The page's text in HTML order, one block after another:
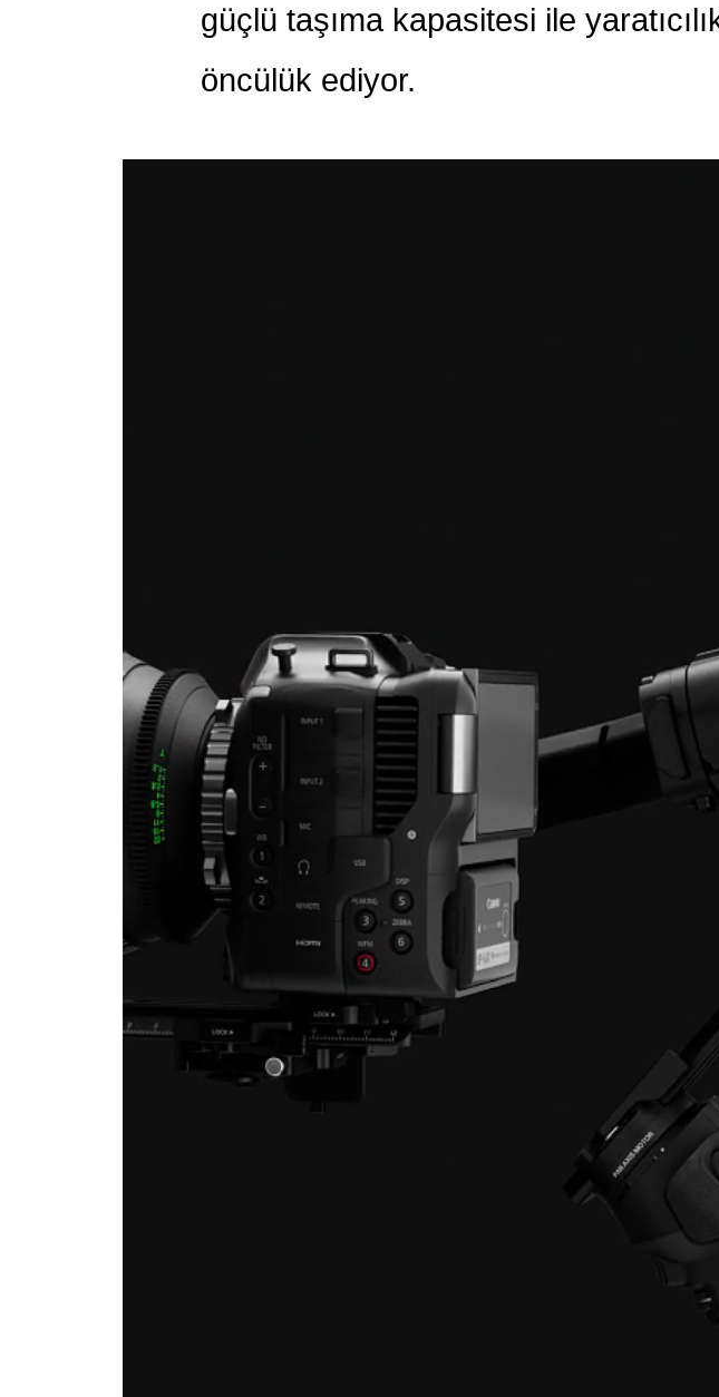
güçlü taşıma kapasitesi ile
öncülük ediyor.